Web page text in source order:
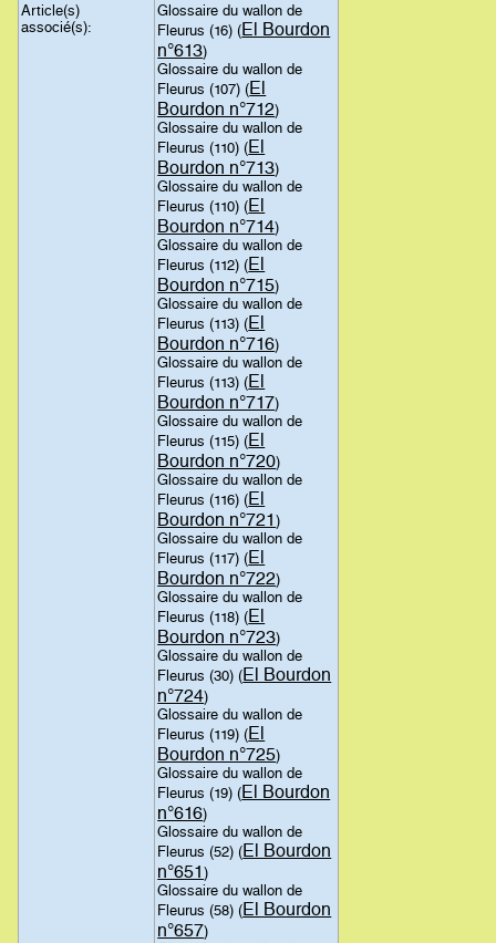
Article(s)
associé(s):
Glossaire du wallon de
Fleurus (16) (El Bourdon
n°613)
Glossaire du wallon de
Fleurus (107) (El
Bourdon n°712)
Glossaire du wallon de
Fleurus (110) (El
Bourdon n°713)
Glossaire du wallon de
Fleurus (110) (El
Bourdon n°714)
Glossaire du wallon de
Fleurus (112) (El
Bourdon n°715)
Glossaire du wallon de
Fleurus (113) (El
Bourdon n°716)
Glossaire du wallon de
Fleurus (113) (El
Bourdon n°717)
Glossaire du wallon de
Fleurus (115) (El
Bourdon n°720)
Glossaire du wallon de
Fleurus (116) (El
Bourdon n°721)
Glossaire du wallon de
Fleurus (117) (El
Bourdon n°722)
Glossaire du wallon de
Fleurus (118) (El
Bourdon n°723)
Glossaire du wallon de
Fleurus (30) (El Bourdon
n°724)
Glossaire du wallon de
Fleurus (119) (El
Bourdon n°725)
Glossaire du wallon de
Fleurus (19) (El Bourdon
n°616)
Glossaire du wallon de
Fleurus (52) (El Bourdon
n°651)
Glossaire du wallon de
Fleurus (58) (El Bourdon
n°657)